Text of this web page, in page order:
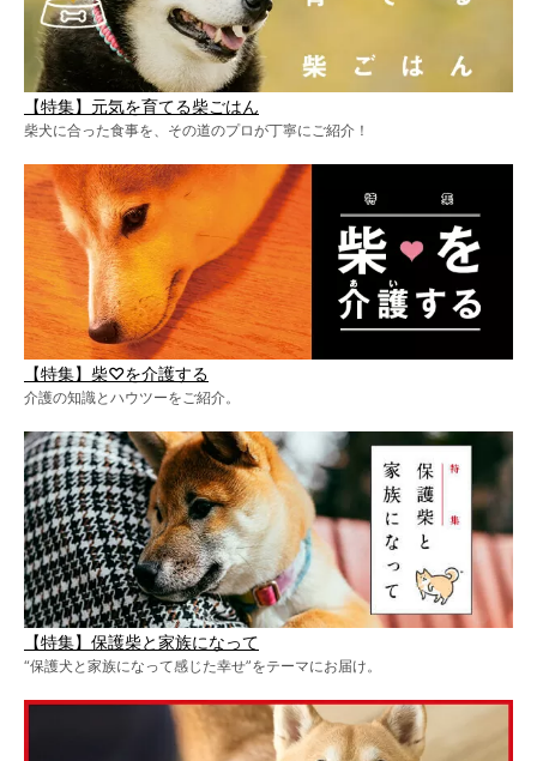
【特集】元気を育てる柴ごはん
柴犬に合った食事を、その道のプロが丁寧にご紹介！
【特集】柴♡を介護する
介護の知識とハウツーをご紹介。
【特集】保護柴と家族になって
“保護犬と家族になって感じた幸せ”をテーマにお届け。